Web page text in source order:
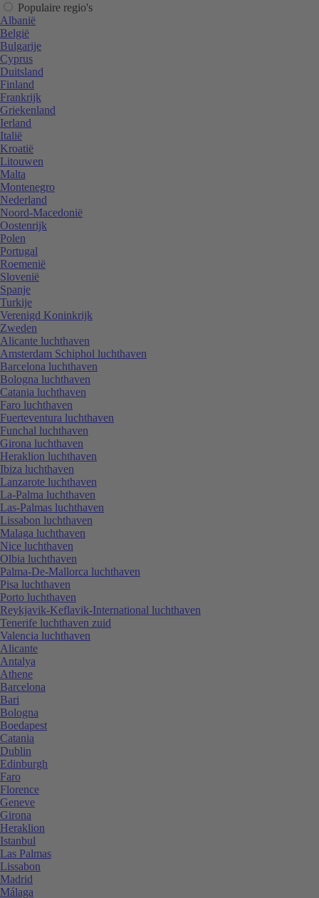
Populaire regio's
Albanië
België
Bulgarije
Cyprus
Duitsland
Finland
Frankrijk
Griekenland
Ierland
Italië
Kroatië
Litouwen
Malta
Montenegro
Nederland
Noord-Macedonië
Oostenrijk
Polen
Portugal
Roemenië
Slovenië
Spanje
Turkije
Verenigd Koninkrijk
Zweden
Alicante luchthaven
Amsterdam Schiphol luchthaven
Barcelona luchthaven
Bologna luchthaven
Catania luchthaven
Faro luchthaven
Fuerteventura luchthaven
Funchal luchthaven
Girona luchthaven
Heraklion luchthaven
Ibiza luchthaven
Lanzarote luchthaven
La-Palma luchthaven
Las-Palmas luchthaven
Lissabon luchthaven
Malaga luchthaven
Nice luchthaven
Olbia luchthaven
Palma-De-Mallorca luchthaven
Pisa luchthaven
Porto luchthaven
Reykjavik-Keflavik-International luchthaven
Tenerife luchthaven zuid
Valencia luchthaven
Alicante
Antalya
Athene
Barcelona
Bari
Bologna
Boedapest
Catania
Dublin
Edinburgh
Faro
Florence
Geneve
Girona
Heraklion
Istanbul
Las Palmas
Lissabon
Madrid
Málaga